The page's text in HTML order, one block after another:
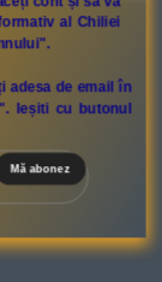
al Chiliei
adesa de email în
Ieșiti cu butonul